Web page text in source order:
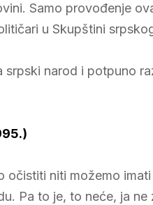
Samo provođenje
u Skupštini
srpski narod i potpuno
očistiti niti možemo
Pa to je, to neće, ja